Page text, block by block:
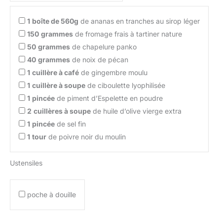
1 boîte de 560g de ananas en tranches au sirop léger
150 grammes de fromage frais à tartiner nature
50 grammes de chapelure panko
40 grammes de noix de pécan
1 cuillère à café de gingembre moulu
1 cuillère à soupe de ciboulette lyophilisée
1 pincée de piment d’Espelette en poudre
2 cuillères à soupe de huile d’olive vierge extra
1 pincée de sel fin
1 tour de poivre noir du moulin
Ustensiles
poche à douille